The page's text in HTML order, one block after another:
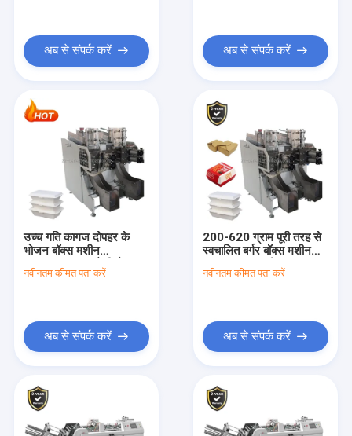
उत्पादों
अब से संपर्क करें अब से संपर्क करें
उच्च गति कागज दोपहर के
भोजन बॉक्स मशीन
180pcs/min तेजी से
उत्पादन के लिए क्षमता के साथ
नवीनतम कीमत पता करें
अब से संपर्क करें
200-620 ग्राम पूरी तरह से
स्वचालित बर्गर बॉक्स मशीन
0.5Mpa हवा की आवश्यकता
2300kg वजन के साथ
नवीनतम कीमत पता करें
अब से संपर्क करें